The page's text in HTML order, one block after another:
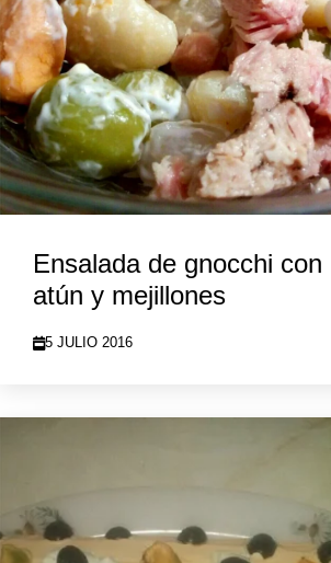
Ensalada de gnocchi con
atún y mejillones
5 JULIO 2016